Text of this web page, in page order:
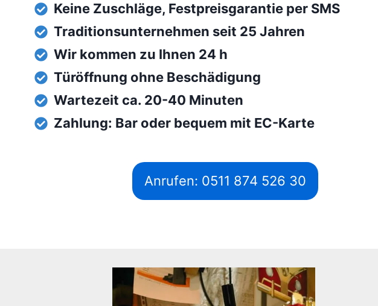
Keine Zuschläge, Festpreisgarantie per SMS
Traditionsunternehmen seit 25 Jahren
Wir kommen zu Ihnen 24 h
Türöffnung ohne Beschädigung
Wartezeit ca. 20-40 Minuten
Zahlung: Bar oder bequem mit EC-Karte
Anrufen: 0511 874 526 30